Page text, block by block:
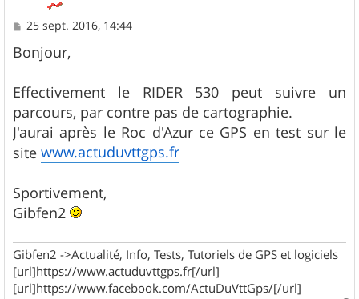
M
s
s
g
e
25 sept. 2016, 14:44
Bonjour,
Effectivement le RIDER 530 peut suivre un
parcours, par contre pas de cartographie.
J'aurai après le Roc d'Azur ce GPS en test sur le
site www.actuduvttgps.fr
Sportivement,
Gibfen2
Gibfen2 ->Actualité, Info, Tests, Tutoriels de GPS et logiciels
[url]https://www.actuduvttgps.fr[/url]
[url]https://www.facebook.com/ActuDuVttGps/[/url]